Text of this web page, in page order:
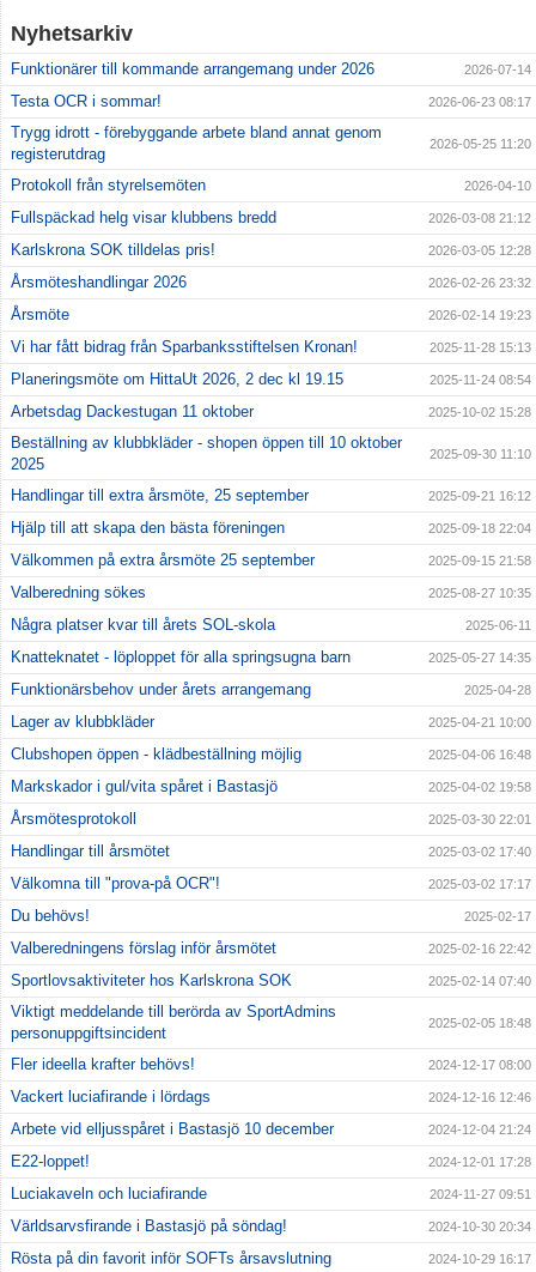
Nyhetsarkiv
Funktionärer till kommande arrangemang under 2026 2026-07-14
Testa OCR i sommar! 2026-06-23 08:17
Trygg idrott - förebyggande arbete bland annat genom
registerutdrag
2026-05-25 11:20
Protokoll från styrelsemöten 2026-04-10
Fullspäckad helg visar klubbens bredd 2026-03-08 21:12
Karlskrona SOK tilldelas pris! 2026-03-05 12:28
Årsmöteshandlingar 2026 2026-02-26 23:32
Årsmöte 2026-02-14 19:23
Vi har fått bidrag från Sparbanksstiftelsen Kronan! 2025-11-28 15:13
Planeringsmöte om HittaUt 2026, 2 dec kl 19.15 2025-11-24 08:54
Arbetsdag Dackestugan 11 oktober 2025-10-02 15:28
Beställning av klubbkläder - shopen öppen till 10 oktober
2025
2025-09-30 11:10
Handlingar till extra årsmöte, 25 september 2025-09-21 16:12
Hjälp till att skapa den bästa föreningen 2025-09-18 22:04
Välkommen på extra årsmöte 25 september 2025-09-15 21:58
Valberedning sökes 2025-08-27 10:35
Några platser kvar till årets SOL-skola 2025-06-11
Knatteknatet - löploppet för alla springsugna barn 2025-05-27 14:35
Funktionärsbehov under årets arrangemang 2025-04-28
Lager av klubbkläder 2025-04-21 10:00
Clubshopen öppen - klädbeställning möjlig 2025-04-06 16:48
Markskador i gul/vita spåret i Bastasjö 2025-04-02 19:58
Årsmötesprotokoll 2025-03-30 22:01
Handlingar till årsmötet 2025-03-02 17:40
Välkomna till "prova-på OCR"! 2025-03-02 17:17
Du behövs! 2025-02-17
Valberedningens förslag inför årsmötet 2025-02-16 22:42
Sportlovsaktiviteter hos Karlskrona SOK 2025-02-14 07:40
Viktigt meddelande till berörda av SportAdmins
personuppgiftsincident
2025-02-05 18:48
Fler ideella krafter behövs! 2024-12-17 08:00
Vackert luciafirande i lördags 2024-12-16 12:46
Arbete vid elljusspåret i Bastasjö 10 december 2024-12-04 21:24
E22-loppet! 2024-12-01 17:28
Luciakaveln och luciafirande 2024-11-27 09:51
Världsarvsfirande i Bastasjö på söndag! 2024-10-30 20:34
Rösta på din favorit inför SOFTs årsavslutning 2024-10-29 16:17